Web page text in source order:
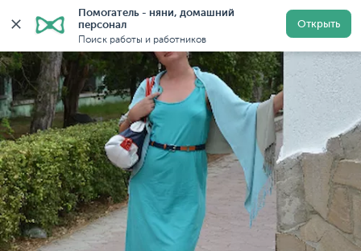
Помогатель - няни, домашний
персонал
Поиск работы и работников
Открыть
Главная Няни Няни в Московской области Няни